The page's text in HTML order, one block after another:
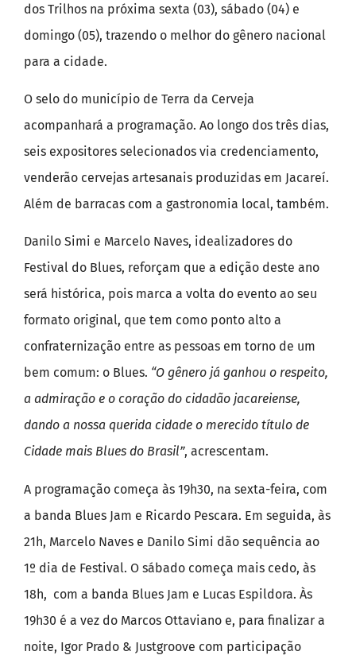
dos Trilhos na próxima sexta (03), sábado (04) e
domingo (05), trazendo o melhor do gênero nacional
para a cidade.
O selo do município de Terra da Cerveja
acompanhará a programação. Ao longo dos três dias,
seis expositores selecionados via credenciamento,
venderão cervejas artesanais produzidas em Jacareí.
Além de barracas com a gastronomia local, também.
Danilo Simi e Marcelo Naves, idealizadores do
Festival do Blues, reforçam que a edição deste ano
será histórica, pois marca a volta do evento ao seu
formato original, que tem como ponto alto a
confraternização entre as pessoas em torno de um
bem comum: o Blues. “O gênero já ganhou o respeito,
a admiração e o coração do cidadão jacareiense,
dando a nossa querida cidade o merecido título de
Cidade mais Blues do Brasil”, acrescentam.
A programação começa às 19h30, na sexta-feira, com
a banda Blues Jam e Ricardo Pescara. Em seguida, às
21h, Marcelo Naves e Danilo Simi dão sequência ao
1º dia de Festival. O sábado começa mais cedo, às
18h, com a banda Blues Jam e Lucas Espildora. Às
19h30 é a vez do Marcos Ottaviano e, para finalizar a
noite, Igor Prado & Justgroove com participação